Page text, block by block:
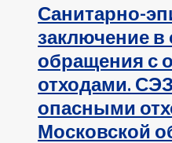
Санитарно-
заключение в
обращения с
отходами.
опасными
Московской